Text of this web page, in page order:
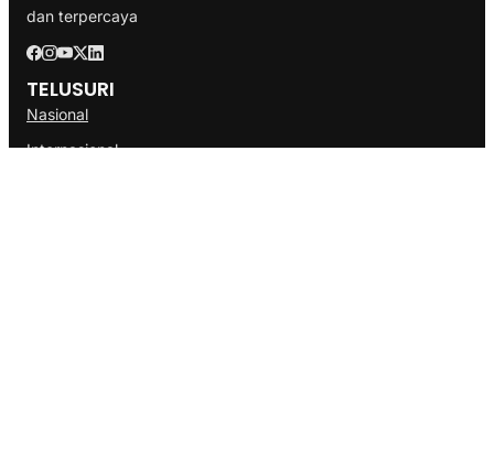
dan terpercaya
TELUSURI
Nasional
Internasional